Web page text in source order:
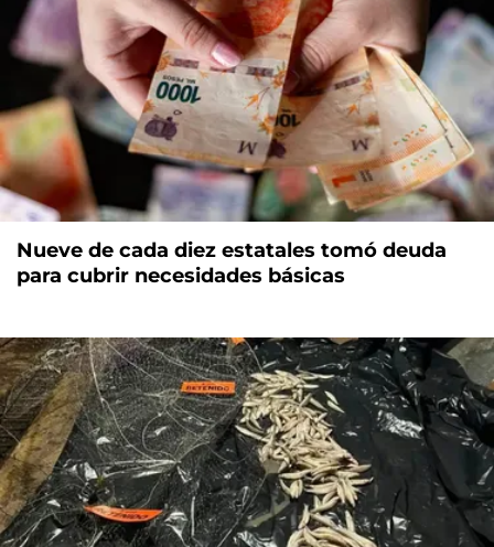
Nueve de cada diez estatales tomó deuda
para cubrir necesidades básicas